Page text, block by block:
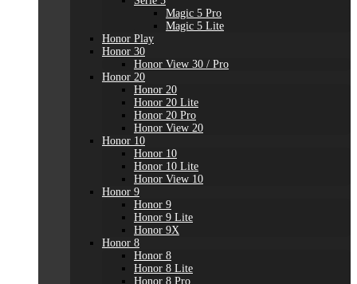
Magic 5 Pro
Magic 5 Lite
Honor Play
Honor 30
Honor View 30 / Pro
Honor 20
Honor 20
Honor 20 Lite
Honor 20 Pro
Honor View 20
Honor 10
Honor 10
Honor 10 Lite
Honor View 10
Honor 9
Honor 9
Honor 9 Lite
Honor 9X
Honor 8
Honor 8
Honor 8 Lite
Honor 8 Pro